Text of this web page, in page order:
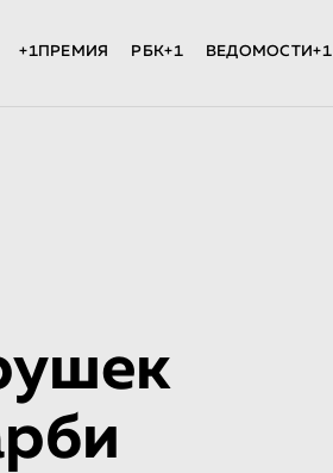
+1ПРЕМИЯ РБК+1 ВЕДОМОСТИ+1